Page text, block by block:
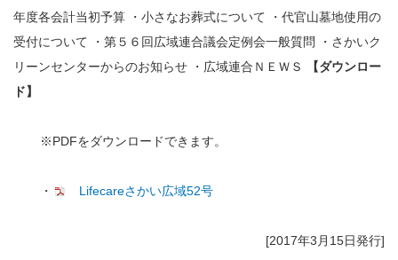
年度各会計当初予算 ・小さなお葬式について ・代官山墓地使用の
受付について ・第５６回広域連合議会定例会一般質問 ・さかいク
リーンセンターからのお知らせ ・広域連合ＮＥＷＳ
【ダウンロー
ド】
※PDFをダウンロードできます。
・ Lifecareさかい広域52号
[2017年3月15日発行]